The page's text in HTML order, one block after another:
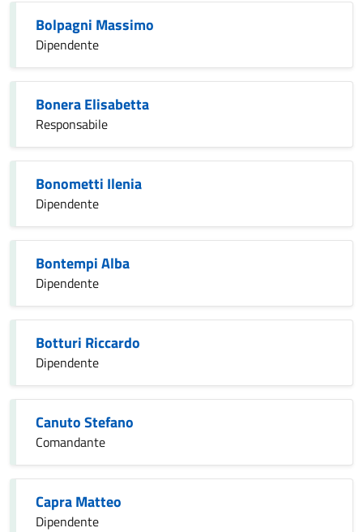
Bolpagni Massimo
Dipendente
Bonera Elisabetta
Responsabile
Bonometti Ilenia
Dipendente
Bontempi Alba
Dipendente
Botturi Riccardo
Dipendente
Canuto Stefano
Comandante
Capra Matteo
Dipendente